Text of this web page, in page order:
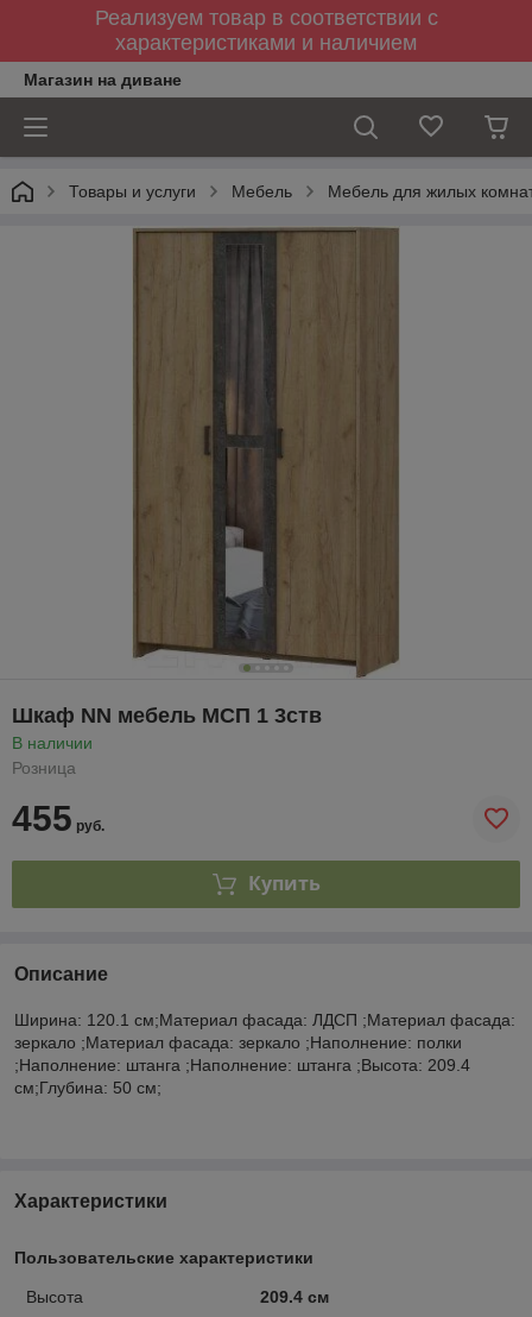
Реализуем товар в соответствии с
характеристиками и наличием
Магазин на диване
Товары и услуги Мебель Мебель для жилых
Шкаф NN мебель МСП 1 3ств
В наличии
Розница
455 руб.
Купить
Описание
Ширина: 120.1 см;Материал фасада: ЛДСП ;Материал фасада:
зеркало ;Материал фасада: зеркало ;Наполнение: полки
;Наполнение: штанга ;Наполнение: штанга ;Высота: 209.4
см;Глубина: 50 см;
Характеристики
Пользовательские характеристики
Высота
209.4 см